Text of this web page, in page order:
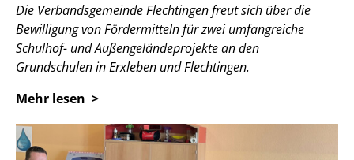
Die Verbandsgemeinde Flechtingen freut sich über die
Bewilligung von Fördermitteln für zwei umfangreiche
Schulhof- und Außengeländeprojekte an den
Grundschulen in Erxleben und Flechtingen.
Mehr lesen